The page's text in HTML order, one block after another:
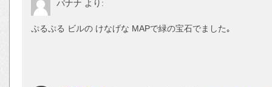
バナナ より:
ぷるぷる ビルの けなげな MAPで緑の宝石でました｡